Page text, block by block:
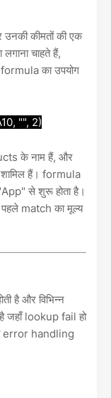
कीमतों की एक
चाहते हैं,
का उपयोग
"", 2)
के नाम हैं, और
हैं। formula
से शुरू होता है।
match का मूल्य
है और विभिन्न
जहाँ lookup fail हो
error handling